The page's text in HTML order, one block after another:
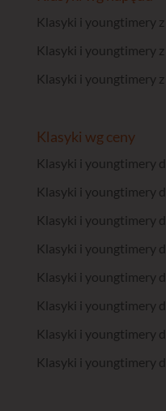
Klasyki i youngtimery
Klasyki i youngtimery z
Klasyki i youngtimery
Klasyki wg ceny
Klasyki i youngtimery
Klasyki i youngtimery
Klasyki i youngtimery
Klasyki i youngtimery
Klasyki i youngtimery
Klasyki i youngtimery
Klasyki i youngtimery
Klasyki i youngtimery